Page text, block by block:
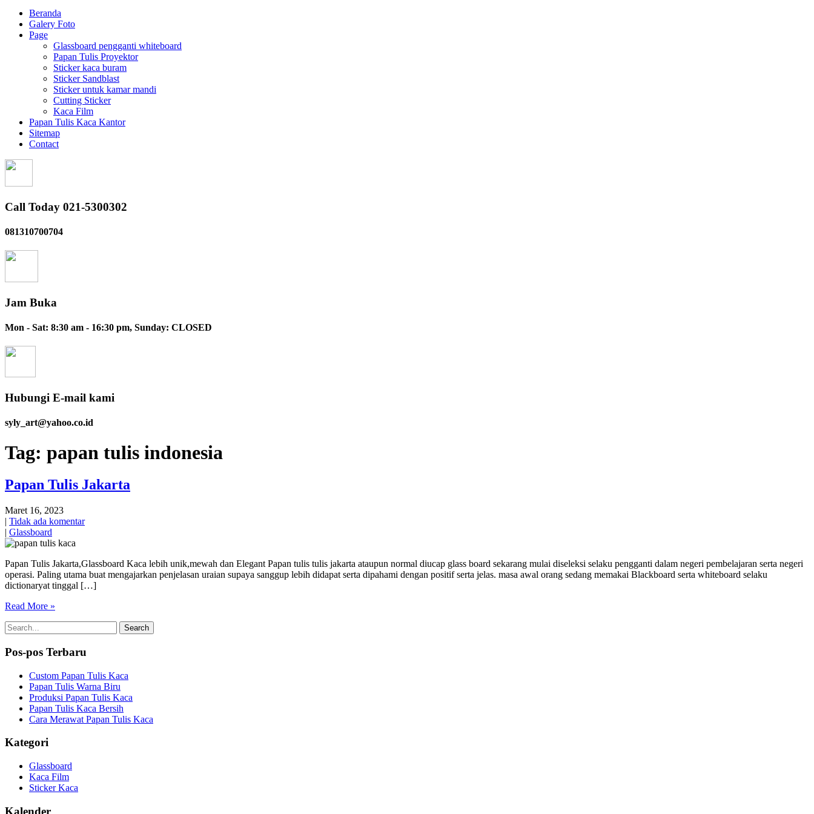
Beranda
Galery Foto
Page
Glassboard pengganti whiteboard
Papan Tulis Proyektor
Sticker kaca buram
Sticker Sandblast
Sticker untuk kamar mandi
Cutting Sticker
Kaca Film
Papan Tulis Kaca Kantor
Sitemap
Contact
Call Today 021-5300302
081310700704
Jam Buka
Mon - Sat: 8:30 am - 16:30 pm, Sunday: CLOSED
Hubungi E-mail kami
syly_art@yahoo.co.id
Tag: papan tulis indonesia
Papan Tulis Jakarta
Maret 16, 2023
| Tidak ada komentar
| Glassboard
Papan Tulis Jakarta,Glassboard Kaca lebih unik,mewah dan Elegant Papan tulis tulis jakarta ataupun normal diucap glass board sekarang mulai diseleksi selaku pengganti dalam negeri pembelajaran serta negeri
operasi. Paling utama buat mengajarkan penjelasan uraian supaya sanggup lebih didapat serta dipahami dengan positif serta jelas. masa awal orang sedang memakai Blackboard serta whiteboard selaku
dictionaryat tinggal […]
Read More »
Pos-pos Terbaru
Custom Papan Tulis Kaca
Papan Tulis Warna Biru
Produksi Papan Tulis Kaca
Papan Tulis Kaca Bersih
Cara Merawat Papan Tulis Kaca
Kategori
Glassboard
Kaca Film
Sticker Kaca
Kalender